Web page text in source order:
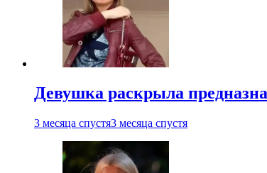
Девушка раскрыла
3 месяца спустя3 месяца спустя